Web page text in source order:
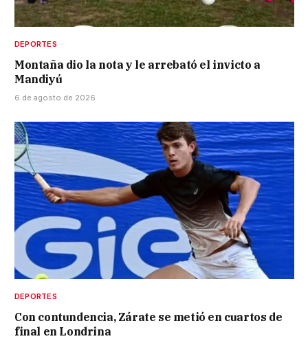
DEPORTES
Montaña dio la nota y le arrebató el invicto a
Mandiyú
6 de agosto de 2026
DEPORTES
Con contundencia, Zárate se metió en cuartos de
final en Londrina